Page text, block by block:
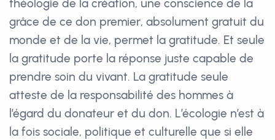
théologie de la création, une conscience de la
grâce de ce don premier, absolument gratuit du
monde et de la vie, permet la gratitude. Et seule
la gratitude porte la réponse juste capable de
prendre soin du vivant. La gratitude seule
atteste de la responsabilité des hommes à
l’égard du donateur et du don. L’écologie n’est à
la fois sociale, politique et culturelle que si elle